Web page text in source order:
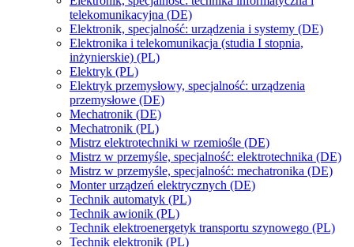
telekomunikacyjna (DE)
Elektronik, specjalność: urządzenia i systemy (DE)
Elektronika i telekomunikacja (studia I stopnia,
inżynierskie) (PL)
Elektryk (PL)
Elektryk przemysłowy, specjalność: urządzenia
przemysłowe (DE)
Mechatronik (DE)
Mechatronik (PL)
Mistrz elektrotechniki w rzemiośle (DE)
Mistrz w przemyśle, specjalność: elektrotechnika (DE)
Mistrz w przemyśle, specjalność: mechatronika (DE)
Monter urządzeń elektrycznych (DE)
Technik automatyk (PL)
Technik awionik (PL)
Technik elektroenergetyk transportu szynowego (PL)
Technik elektronik (PL)